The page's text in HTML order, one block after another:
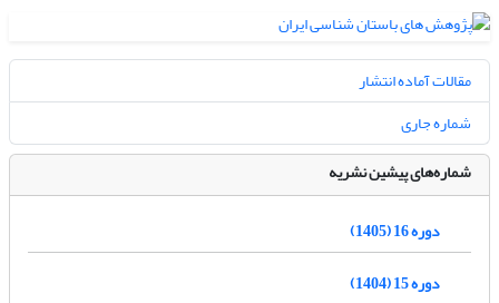
مقالات آماده انتشار
شماره جاری
شماره‌های پیشین نشریه
دوره 16 (1405)
دوره 15 (1404)